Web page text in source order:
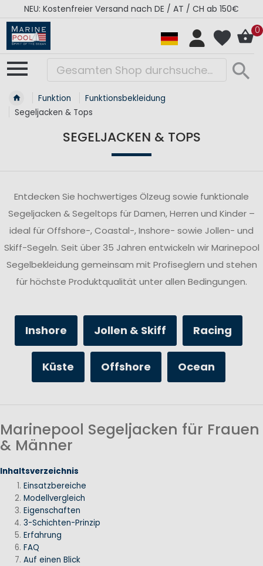
RÉGATES ROYALES Kollektion - Super Sale
0
Funktion
Funktionsbekleidung
Segeljacken & Tops
SEGELJACKEN & TOPS
Entdecken Sie hochwertiges Ölzeug sowie funktionale
Segeljacken & Segeltops für Damen, Herren und Kinder –
ideal für Offshore-, Coastal-, Inshore- sowie Jollen- und
Skiff-Segeln. Seit über 35 Jahren entwickeln wir Marinepool
Segelbekleidung gemeinsam mit Profiseglern und stehen
für höchste Produktqualität unter allen Bedingungen.
Inshore Jollen & Skiff Racing
Küste Offshore Ocean
Marinepool Segeljacken für Frauen
& Männer
Inhaltsverzeichnis
Einsatzbereiche
Modellvergleich
Eigenschaften
3-Schichten-Prinzip
Erfahrung
FAQ
Auf einen Blick